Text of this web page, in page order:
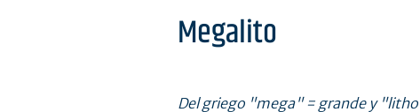
Megalito
Del griego "mega" = grande y